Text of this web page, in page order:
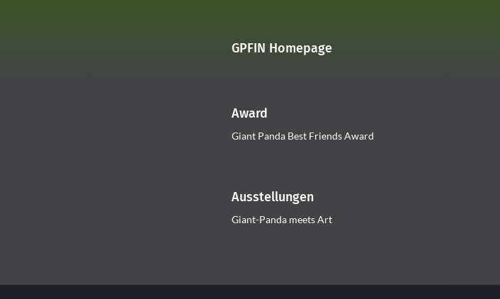
GPFIN Homepage
Award
Giant Panda Best Friends Award
Ausstellungen
Giant-Panda meets Art